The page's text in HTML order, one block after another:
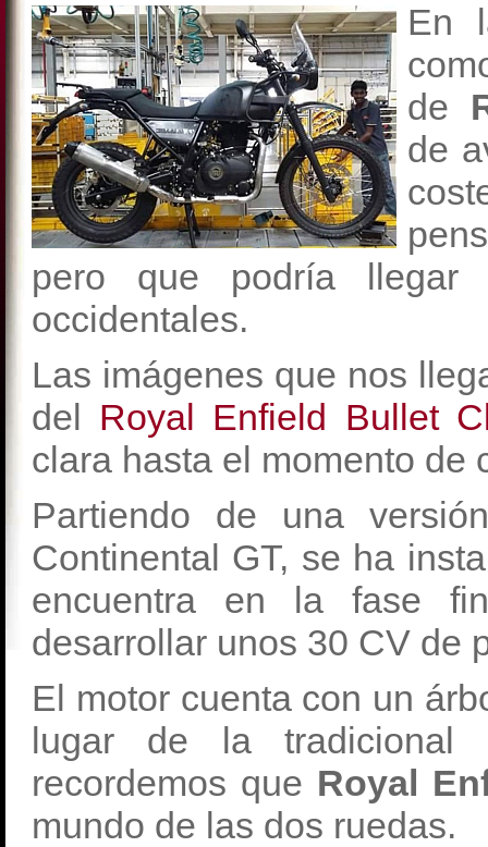
En
de
de
pero que podría llegar
occidentales.
Las imágenes que nos
del Royal Enfield Bullet
clara hasta el momento de
Partiendo de una
Continental GT, se ha
encuentra en la fase
desarrollar unos 30 CV de
El motor cuenta con un
lugar de la tradicional
recordemos que Royal
mundo de las dos ruedas.